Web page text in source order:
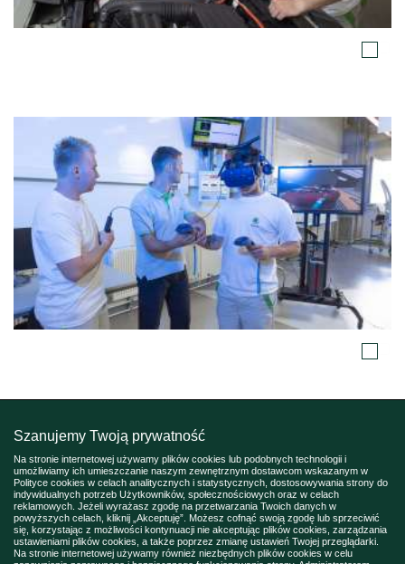
Szanujemy Twoją prywatność
Na stronie internetowej używamy plików cookies lub podobnych technologii i
umożliwiamy ich umieszczanie naszym zewnętrznym dostawcom wskazanym w
Polityce cookies w celach analitycznych i statystycznych, dostosowywania strony do
indywidualnych potrzeb Użytkowników, społecznościowych oraz w celach
reklamowych. Jeżeli wyrażasz zgodę na przetwarzania Twoich danych w
powyższych celach, kliknij „Akceptuję”. Możesz cofnąć swoją zgodę lub sprzeciwić
się, korzystając z możliwości kontynuacji nie akceptując plików cookies, zarządzania
ustawieniami plików cookies, a także poprzez zmianę ustawień Twojej przeglądarki.
Na stronie internetowej używamy również niezbędnych plików cookies w celu